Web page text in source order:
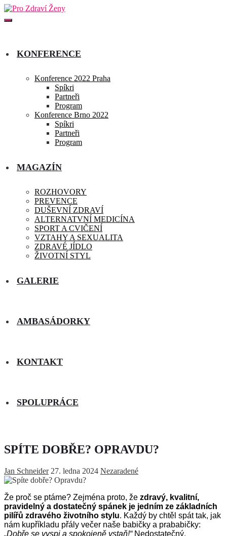
KONFERENCE
Konference 2022 Praha
Spíkri
Partneři
Program
Konference Brno 2022
Spíkri
Partneři
Program
MAGAZÍN
ROZHOVORY
PREVENCE
DUŠEVNÍ ZDRAVÍ
ALTERNATVNÍ MEDICÍNA
SPORT A CVIČENÍ
VZTAHY A SEXUALITA
ZDRAVÉ JÍDLO
ŽIVOTNÍ STYL
GALERIE
AMBASÁDORKY
KONTAKT
SPOLUPRÁCE
SPÍTE DOBŘE? OPRAVDU?
Jan Schneider 27. ledna 2024 Nezaradené
Že proč se ptáme? Zejména proto, že zdravý, kvalitní,
pravidelný a dostatečný spánek je jedním ze základních
pilířů zdravého životního stylu. Každý by chtěl spát tak, jak
nám kupříkladu přály večer naše babičky a prababičky:
„Dobře se vyspi a spokojeně vstaň!“Nedostatečný,